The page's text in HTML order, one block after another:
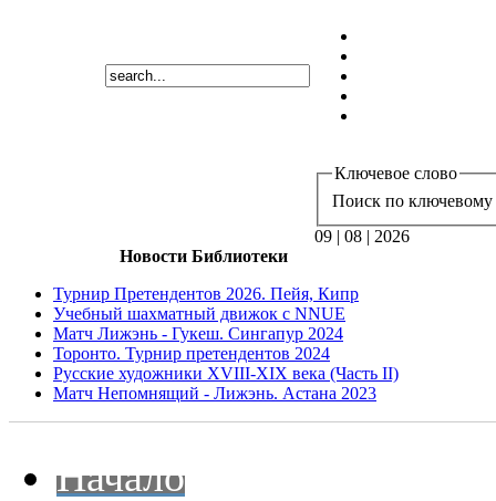
Ключевое слово
Поиск по ключевому
09 | 08 | 2026
Новости Библиотеки
Турнир Претендентов 2026. Пейя, Кипр
Учебный шахматный движок с NNUE
Матч Лижэнь - Гукеш. Сингапур 2024
Торонто. Турнир претендентов 2024
Русские художники XVIII-XIX века (Часть II)
Матч Непомнящий - Лижэнь. Астана 2023
Начало